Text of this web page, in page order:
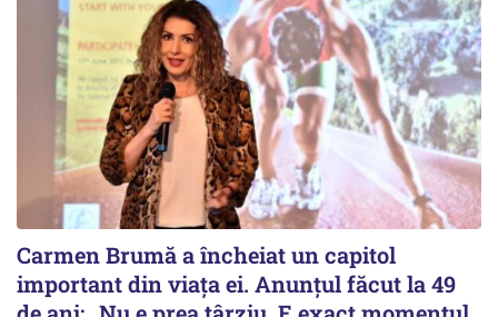
Carmen Brumă a încheiat un capitol
important din viața ei. Anunțul făcut la 49